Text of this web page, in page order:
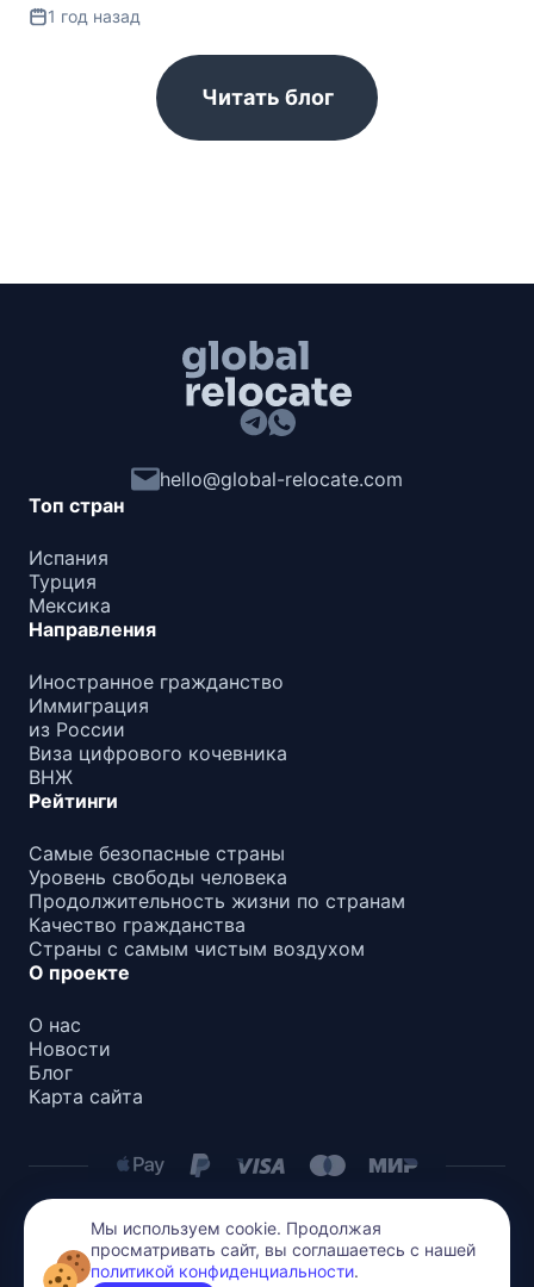
1 год назад
Читать блог
hello@global-relocate.com
Топ стран
Испания
Турция
Мексика
Направления
Иностранное гражданство
Иммиграция
из России
Виза цифрового кочевника
ВНЖ
Рейтинги
Самые безопасные страны
Уровень свободы человека
Продолжительность жизни по странам
Качество гражданства
Страны с самым чистым воздухом
О проекте
О нас
Новости
Блог
Карта сайта
Все содержимое на этом сайте защищено авторским
правом. Воспроизведение или распространение без
Политика конфиденциальности
Мы используем cookie. Продолжая
просматривать сайт, вы соглашаетесь с нашей
политикой конфиденциальности.